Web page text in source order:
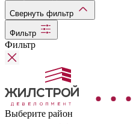
Свернуть фильтр
Фильтр
Фильтр
Выберите район